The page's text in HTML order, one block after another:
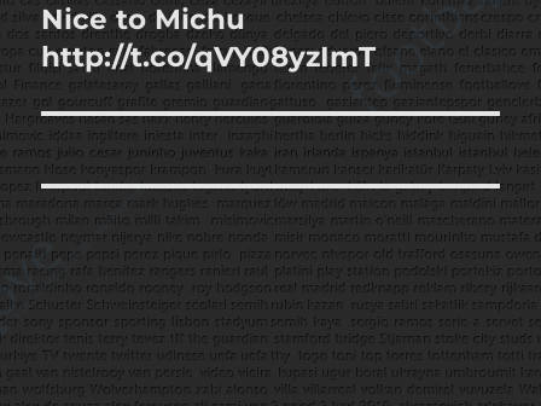
Sonraki
yazı:
Nice to Michu
http://t.co/qVY08yzImT